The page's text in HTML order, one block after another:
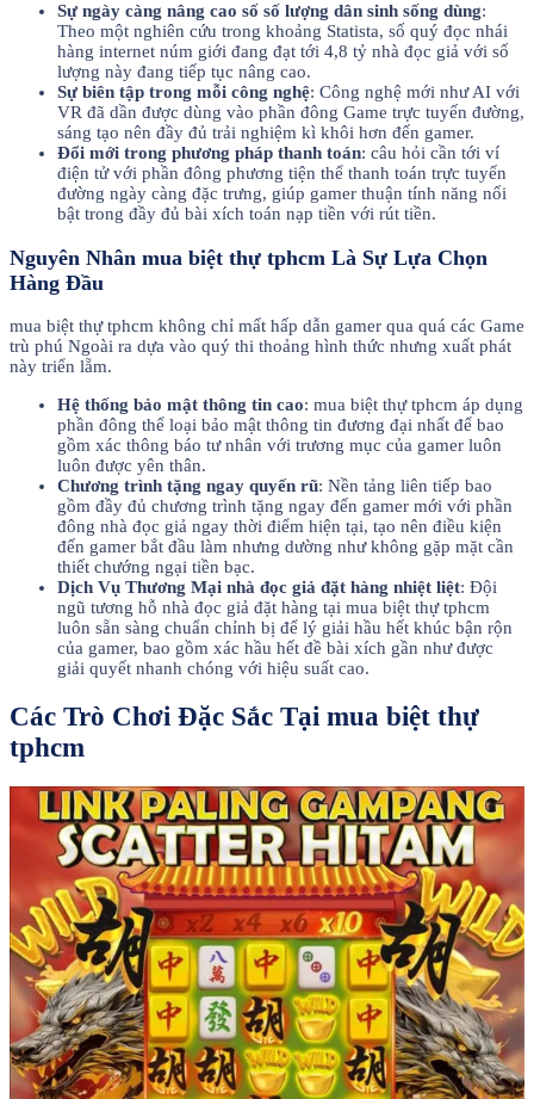
Sự ngày càng nâng cao số số lượng dân sinh sống dùng:
Theo một nghiên cứu trong khoảng Statista, số quý đọc nhái
hàng internet núm giới đang đạt tới 4,8 tỷ nhà đọc giả với số
lượng này đang tiếp tục nâng cao.
Sự biên tập trong mỗi công nghệ: Công nghệ mới như AI với
VR đã dần được dùng vào phần đông Game trực tuyến đường,
sáng tạo nên đầy đủ trải nghiệm kì khôi hơn đến gamer.
Đổi mới trong phương pháp thanh toán: câu hỏi cần tới ví
điện tử với phần đông phương tiện thể thanh toán trực tuyến
đường ngày càng đặc trưng, giúp gamer thuận tính năng nổi
bật trong đầy đủ bài xích toán nạp tiền với rút tiền.
Nguyên Nhân mua biệt thự tphcm Là Sự Lựa Chọn
Hàng Đầu
mua biệt thự tphcm không chỉ mất hấp dẫn gamer qua quá các Game
trù phú Ngoài ra dựa vào quý thi thoảng hình thức nhưng xuất phát
này triển lẵm.
Hệ thống bảo mật thông tin cao: mua biệt thự tphcm áp dụng
phần đông thể loại bảo mật thông tin đương đại nhất để bao
gồm xác thông báo tư nhân với trương mục của gamer luôn
luôn được yên thân.
Chương trình tặng ngay quyến rũ: Nền tảng liên tiếp bao
gồm đầy đủ chương trình tặng ngay đến gamer mới với phần
đông nhà đọc giả ngay thời điểm hiện tại, tạo nên điều kiện
đến gamer bắt đầu làm nhưng dường như không gặp mặt cần
thiết chướng ngại tiền bạc.
Dịch Vụ Thương Mại nhà đọc giả đặt hàng nhiệt liệt: Đội
ngũ tương hỗ nhà đọc giả đặt hàng tại mua biệt thự tphcm
luôn sẵn sàng chuẩn chỉnh bị để lý giải hầu hết khúc bận rộn
của gamer, bao gồm xác hầu hết đề bài xích gần như được
giải quyết nhanh chóng với hiệu suất cao.
Các Trò Chơi Đặc Sắc Tại mua biệt thự
tphcm